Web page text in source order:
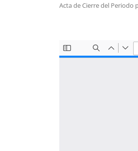
Acta de Cierre del Periodo